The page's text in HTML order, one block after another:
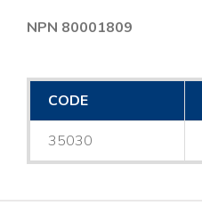
NPN 80001809
CODE
35030